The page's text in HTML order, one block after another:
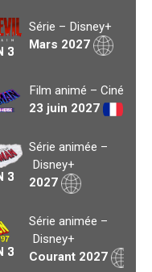
3
Série – Disney+
Mars 2027
Film animé – Cinéma
23 juin 2027
3
Série animée –
Disney+
2027
3
Série animée –
Disney+
Courant 2027